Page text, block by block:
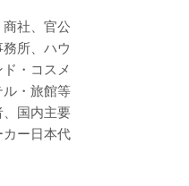
社、官公
所、ハウ
・コスメ
ル・旅館等
国内主要
カー日本代